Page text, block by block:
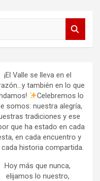
¡El Valle se lleva en el
también en lo que
Celebremos lo
somos: nuestra alegría,
tradiciones y ese
que ha estado en cada
en cada encuentro y
cada historia compartida.
Hoy más que nunca,
elijamos lo nuestro,